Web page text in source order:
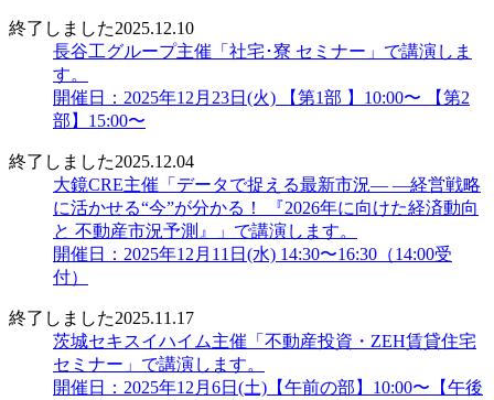
終了しました2025.12.10
長谷工グループ主催「社宅･寮 セミナー」で講演しま
す。
開催日：2025年12月23日(火) 【第1部 】10:00〜 【第2
部】15:00〜
終了しました2025.12.04
大鏡CRE主催「データで捉える最新市況― ―経営戦略
に活かせる“今”が分かる！ 『2026年に向けた経済動向
と 不動産市況予測』」で講演します。
開催日：2025年12月11日(水) 14:30〜16:30（14:00受
付）
終了しました2025.11.17
茨城セキスイハイム主催「不動産投資・ZEH賃貸住宅
セミナー」で講演します。
開催日：2025年12月6日(土)【午前の部】10:00〜【午後